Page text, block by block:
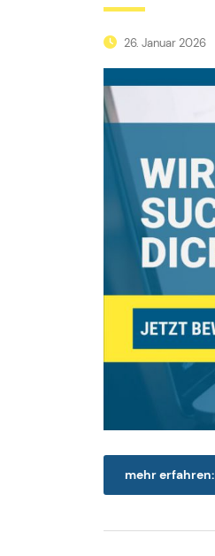
26. Januar 2026
mehr erfahren: